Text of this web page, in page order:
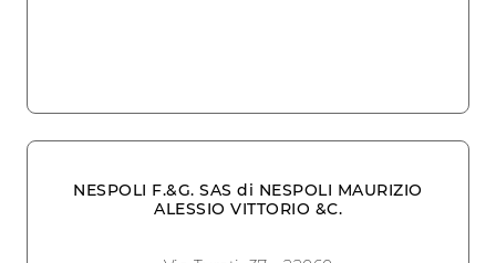
NESPOLI F.&G. SAS di NESPOLI MAURIZIO
ALESSIO VITTORIO &C.